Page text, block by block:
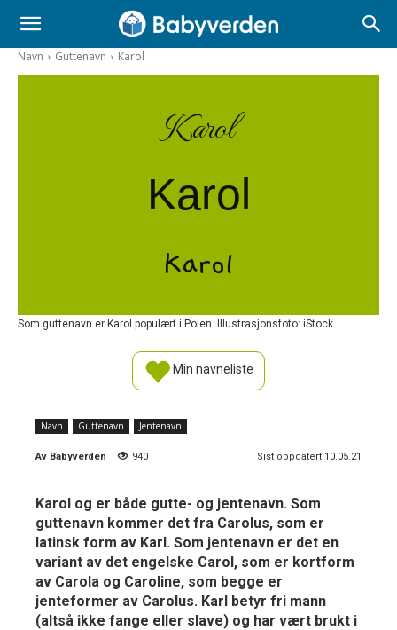
Navn Guttenavn Karol
Karol
Karol
Karol
Som guttenavn er Karol populært i Polen. Illustrasjonsfoto: iStock
Min navneliste
Navn Guttenavn Jentenavn
Av Babyverden 940 Sist oppdatert 10.05.21
Karol og er både gutte- og jentenavn. Som
guttenavn kommer det fra Carolus, som er
latinsk form av Karl. Som jentenavn er det en
variant av det engelske Carol, som er kortform
av Carola og Caroline, som begge er
jenteformer av Carolus. Karl betyr fri mann
(altså ikke fange eller slave) og har vært brukt i